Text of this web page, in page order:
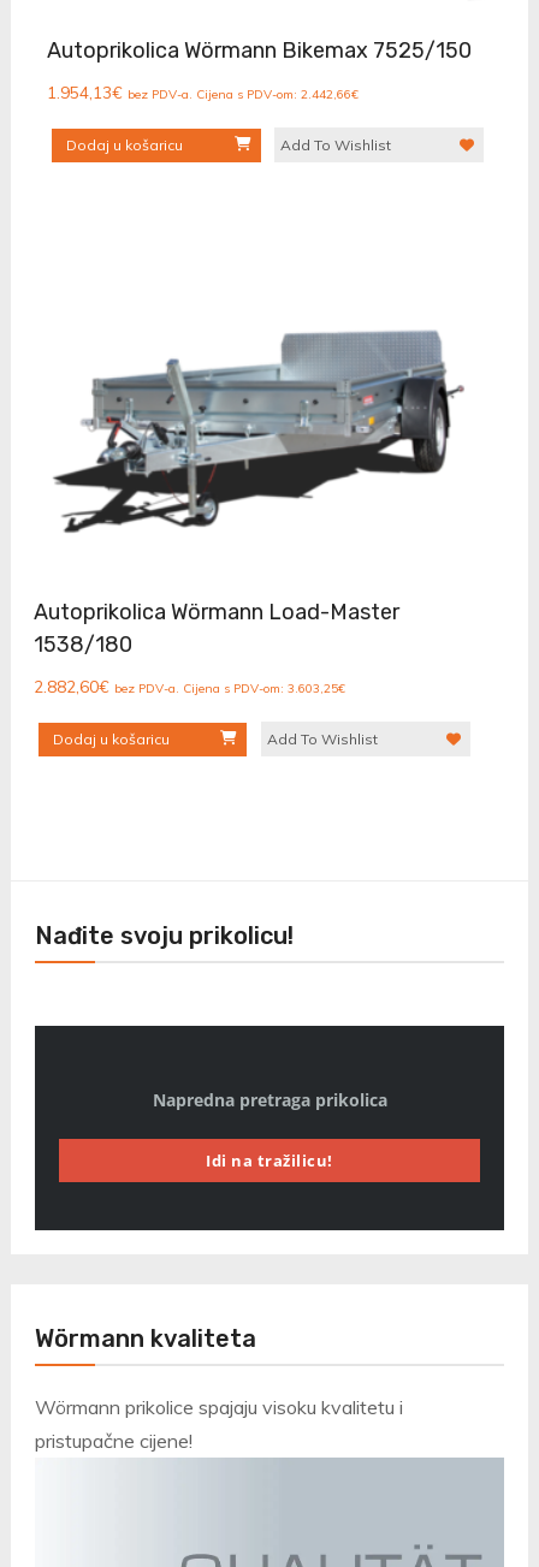
Autoprikolica Wörmann Bikemax 7525/150
1.954,13€ bez PDV-a. Cijena s PDV-om: 2.442,66€
Dodaj u košaricu Add To Wishlist
Autoprikolica Wörmann Load-Master
1538/180
2.882,60€ bez PDV-a. Cijena s PDV-om: 3.603,25€
Dodaj u košaricu Add To Wishlist
Nađite svoju prikolicu!
Napredna pretraga prikolica
Idi na tražilicu!
Wörmann kvaliteta
Wörmann prikolice spajaju visoku kvalitetu i
pristupačne cijene!